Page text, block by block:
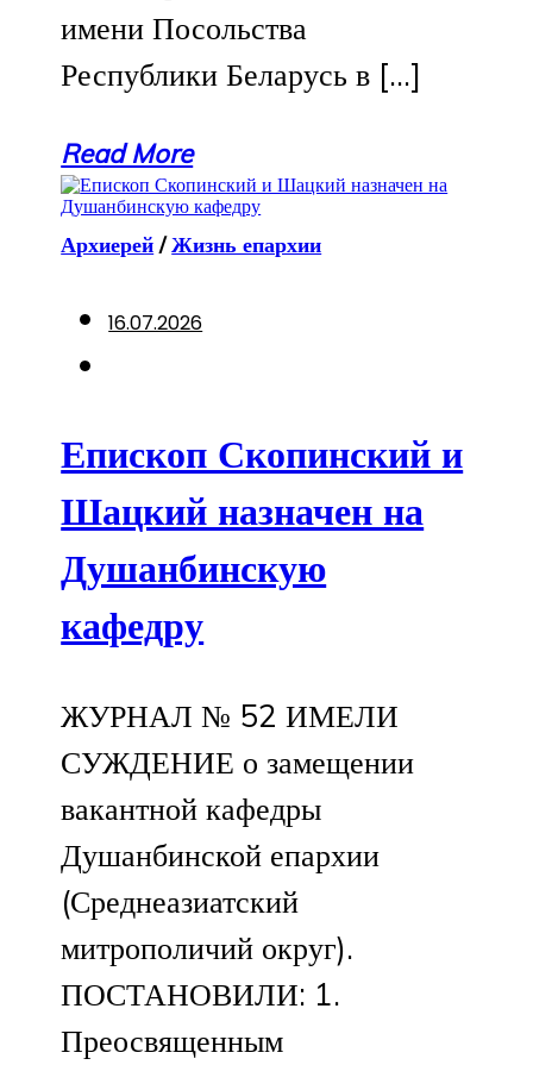
имени Посольства
Республики Беларусь в […]
Read More
Архиерей /Жизнь епархии
16.07.2026
Епископ Скопинский и
Шацкий назначен на
Душанбинскую
кафедру
ЖУРНАЛ № 52 ИМЕЛИ
СУЖДЕНИЕ о замещении
вакантной кафедры
Душанбинской епархии
(Среднеазиатский
митрополичий округ).
ПОСТАНОВИЛИ: 1.
Преосвященным